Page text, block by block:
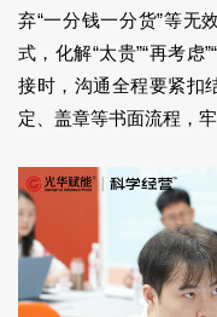
弃“一分钱一分货”等无
式，化解“太贵”“再考虑
接时，沟通全程要紧扣
定、盖章等书面流程，